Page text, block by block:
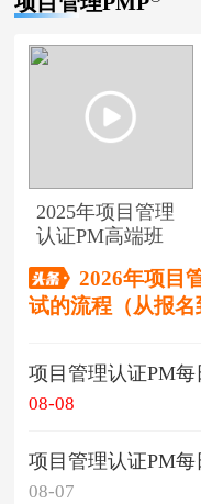
2025年项目管理
认证PM高端班
2026年项目
试的流程（从报名
项目管理认证PM每
08-08
项目管理认证PM每
08-07